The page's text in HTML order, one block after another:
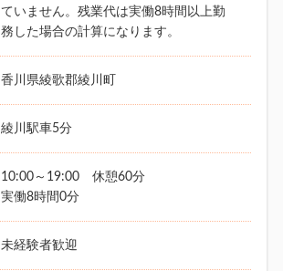
ていません。残業代は実働8時間以上勤
務した場合の計算になります。
香川県綾歌郡綾川町
綾川駅車5分
10:00～19:00 休憩60分
実働8時間0分
未経験者歓迎